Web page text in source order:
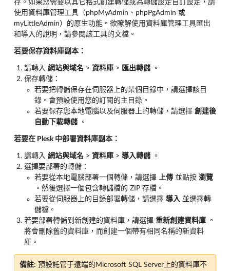
存。如果您需要以其它格式創建轉儲或為轉儲設定自訂設定，請
使用資料庫管理工具（phpMyAdmin、phpPgAdmin 或
myLittleAdmin）的原生功能。欲瞭解使用資料庫管理工具匯出
和導入的說明，請參閱該工具的文檔。
若要保存資料庫副本：
請轉入 網站與域名 > 資料庫 > 匯出轉儲 。
保存轉儲：
若要把轉儲保存在伺服器上的某個目錄中，請選擇該目
錄。會預設使用您的訂閱的主目錄。
若要保存您本地電腦以及伺服器上的轉儲，請選擇 創建後
自動下載轉儲 。
若要在 Plesk 中部署資料庫副本：
請轉入 網站與域名 > 資料庫 > 導入轉儲 。
選擇要部署的轉儲：
若要從本地電腦部署一個轉儲，請選擇 上傳 並點按 瀏覽
。然後選擇一個包含轉儲檔的 ZIP 存檔。
若要從伺服器上的目錄部署轉儲，請選擇 導入 並選擇轉
儲檔。
若要部署轉儲到新創建的資料庫，請選擇 重新創建資料庫 。
將會刪除舊的資料庫，而創建一個帶有相同名稱的新資料
庫。
備註: 預設託管于遠端的Microsoft SQL Server上的資料庫不